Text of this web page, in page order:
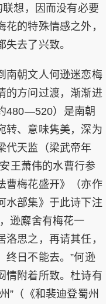
联想，因而没有必要
的特殊情感之外，
去了兴致。
朝文人何逊迷恋梅
的方问过渡，渐渐进
480—520）是南朝
转、意味隽美，深为
代天监（梁武帝年
王萧伟的水曹行参
曹梅花盛开》（亦作
水部集》于此诗下注
逊廨舍有梅花一
思之，再请其任，
终日不能去。”何逊
情附着所致。杜诗有
”（《和裴迪登蜀州